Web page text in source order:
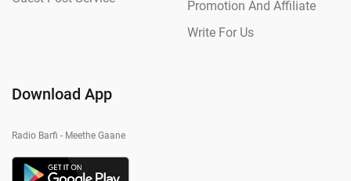
Promotion And Affiliate
Write For Us
Download App
Radio Barfi - Meethe Gaane